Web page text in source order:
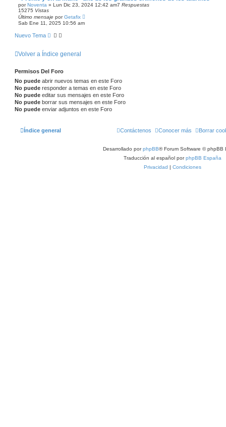
porNoventa » Lun Dic 23, 2024 12:42 am7 Respuestas
15275 Vistas
Último mensaje porGetafix
Sab Ene 11, 2025 10:56 am
Nuevo Tema
Volver a Índice general
Permisos Del Foro
No puede abrir nuevos temas en este Foro
No puede responder a temas en este Foro
No puede editar sus mensajes en este Foro
No puede borrar sus mensajes en este Foro
No puede enviar adjuntos en este Foro
Índice general Borrar
Conocer más
Contáctenos
Desarrollado porphpBB® Forum Software © phpBB
Traducción al español porphpBB España
Privacidad | Condiciones